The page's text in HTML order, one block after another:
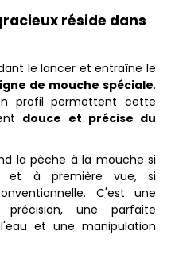
réside dans
le lancer et entraîne le
de mouche spéciale.
profil permettent cette
douce et précise du
la pêche à la mouche si
et à première vue, si
C'est une
une parfaite
et une manipulation